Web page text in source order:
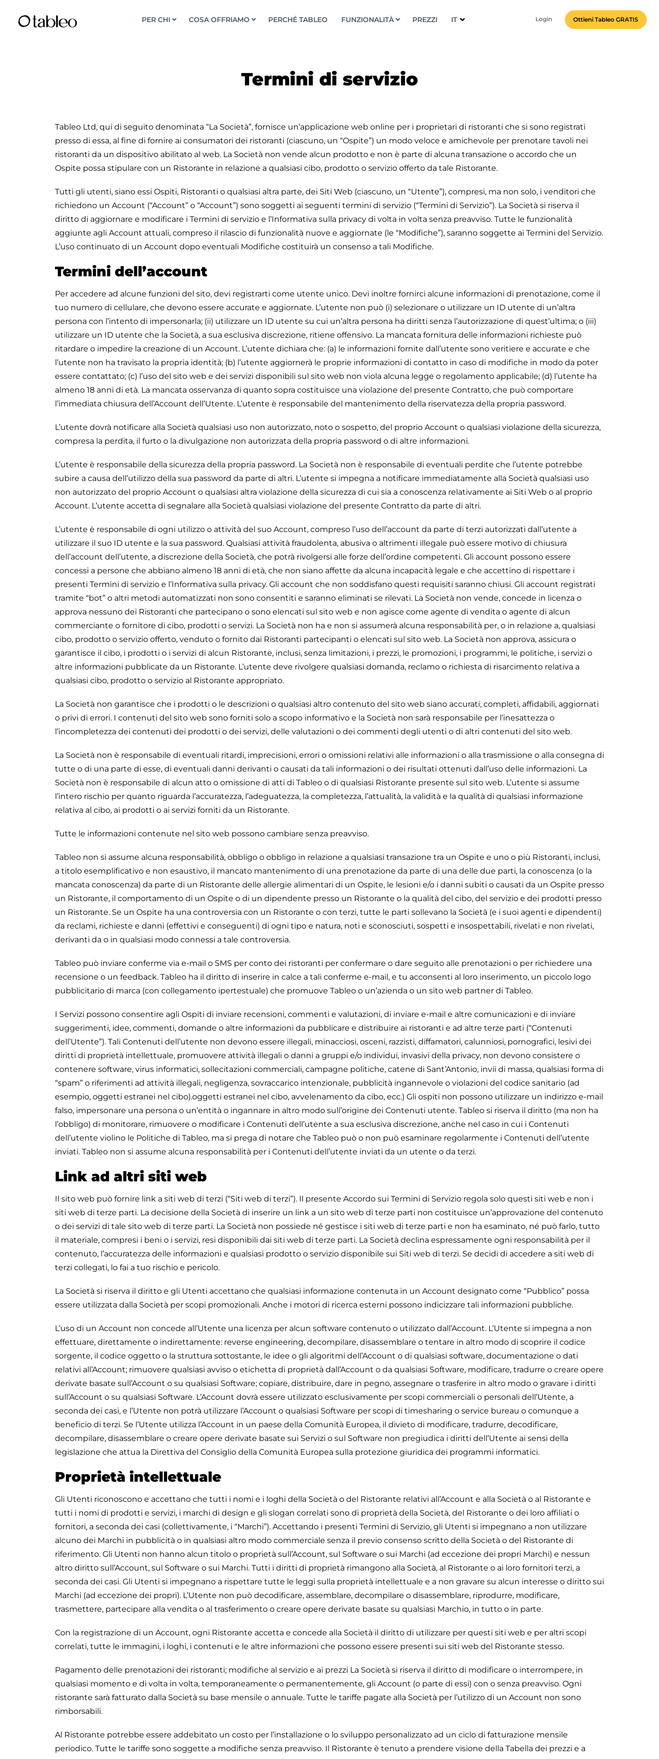
PER CHI COSA OFFRIAMO PERCHÉ TABLEO FUNZIONALITÀ PREZZI IT Login Ottieni Tableo GRATIS
Termini di servizio
Tableo Ltd, qui di seguito denominata “La Società”, fornisce un’applicazione web online per i proprietari di ristoranti che si sono registrati
presso di essa, al fine di fornire ai consumatori dei ristoranti (ciascuno, un “Ospite”) un modo veloce e amichevole per prenotare tavoli nei
ristoranti da un dispositivo abilitato al web. La Società non vende alcun prodotto e non è parte di alcuna transazione o accordo che un
Ospite possa stipulare con un Ristorante in relazione a qualsiasi cibo, prodotto o servizio offerto da tale Ristorante.
Tutti gli utenti, siano essi Ospiti, Ristoranti o qualsiasi altra parte, dei Siti Web (ciascuno, un “Utente”), compresi, ma non solo, i venditori che
richiedono un Account (“Account” o “Account”) sono soggetti ai seguenti termini di servizio (“Termini di Servizio”). La Società si riserva il
diritto di aggiornare e modificare i Termini di servizio e l’Informativa sulla privacy di volta in volta senza preavviso. Tutte le funzionalità
aggiunte agli Account attuali, compreso il rilascio di funzionalità nuove e aggiornate (le “Modifiche”), saranno soggette ai Termini del Servizio.
L’uso continuato di un Account dopo eventuali Modifiche costituirà un consenso a tali Modifiche.
Termini dell’account
Per accedere ad alcune funzioni del sito, devi registrarti come utente unico. Devi inoltre fornirci alcune informazioni di prenotazione, come il
tuo numero di cellulare, che devono essere accurate e aggiornate. L’utente non può (i) selezionare o utilizzare un ID utente di un’altra
persona con l’intento di impersonarla; (ii) utilizzare un ID utente su cui un’altra persona ha diritti senza l’autorizzazione di quest’ultima; o (iii)
utilizzare un ID utente che la Società, a sua esclusiva discrezione, ritiene offensivo. La mancata fornitura delle informazioni richieste può
ritardare o impedire la creazione di un Account. L’utente dichiara che: (a) le informazioni fornite dall’utente sono veritiere e accurate e che
l’utente non ha travisato la propria identità; (b) l’utente aggiornerà le proprie informazioni di contatto in caso di modifiche in modo da poter
essere contattato; (c) l’uso del sito web e dei servizi disponibili sul sito web non viola alcuna legge o regolamento applicabile; (d) l’utente ha
almeno 18 anni di età. La mancata osservanza di quanto sopra costituisce una violazione del presente Contratto, che può comportare
l’immediata chiusura dell’Account dell’Utente. L’utente è responsabile del mantenimento della riservatezza della propria password.
L’utente dovrà notificare alla Società qualsiasi uso non autorizzato, noto o sospetto, del proprio Account o qualsiasi violazione della sicurezza,
compresa la perdita, il furto o la divulgazione non autorizzata della propria password o di altre informazioni.
L’utente è responsabile della sicurezza della propria password. La Società non è responsabile di eventuali perdite che l’utente potrebbe
subire a causa dell’utilizzo della sua password da parte di altri. L’utente si impegna a notificare immediatamente alla Società qualsiasi uso
non autorizzato del proprio Account o qualsiasi altra violazione della sicurezza di cui sia a conoscenza relativamente ai Siti Web o al proprio
Account. L’utente accetta di segnalare alla Società qualsiasi violazione del presente Contratto da parte di altri.
L’utente è responsabile di ogni utilizzo o attività del suo Account, compreso l’uso dell’account da parte di terzi autorizzati dall’utente a
utilizzare il suo ID utente e la sua password. Qualsiasi attività fraudolenta, abusiva o altrimenti illegale può essere motivo di chiusura
dell’account dell’utente, a discrezione della Società, che potrà rivolgersi alle forze dell’ordine competenti. Gli account possono essere
concessi a persone che abbiano almeno 18 anni di età, che non siano affette da alcuna incapacità legale e che accettino di rispettare i
presenti Termini di servizio e l’Informativa sulla privacy. Gli account che non soddisfano questi requisiti saranno chiusi. Gli account registrati
tramite “bot” o altri metodi automatizzati non sono consentiti e saranno eliminati se rilevati. La Società non vende, concede in licenza o
approva nessuno dei Ristoranti che partecipano o sono elencati sul sito web e non agisce come agente di vendita o agente di alcun
commerciante o fornitore di cibo, prodotti o servizi. La Società non ha e non si assumerà alcuna responsabilità per, o in relazione a, qualsiasi
cibo, prodotto o servizio offerto, venduto o fornito dai Ristoranti partecipanti o elencati sul sito web. La Società non approva, assicura o
garantisce il cibo, i prodotti o i servizi di alcun Ristorante, inclusi, senza limitazioni, i prezzi, le promozioni, i programmi, le politiche, i servizi o
altre informazioni pubblicate da un Ristorante. L’utente deve rivolgere qualsiasi domanda, reclamo o richiesta di risarcimento relativa a
qualsiasi cibo, prodotto o servizio al Ristorante appropriato.
La Società non garantisce che i prodotti o le descrizioni o qualsiasi altro contenuto del sito web siano accurati, completi, affidabili, aggiornati
o privi di errori. I contenuti del sito web sono forniti solo a scopo informativo e la Società non sarà responsabile per l’inesattezza o
l’incompletezza dei contenuti dei prodotti o dei servizi, delle valutazioni o dei commenti degli utenti o di altri contenuti del sito web.
La Società non è responsabile di eventuali ritardi, imprecisioni, errori o omissioni relativi alle informazioni o alla trasmissione o alla consegna di
tutte o di una parte di esse, di eventuali danni derivanti o causati da tali informazioni o dei risultati ottenuti dall’uso delle informazioni. La
Società non è responsabile di alcun atto o omissione di atti di Tableo o di qualsiasi Ristorante presente sul sito web. L’utente si assume
l’intero rischio per quanto riguarda l’accuratezza, l’adeguatezza, la completezza, l’attualità, la validità e la qualità di qualsiasi informazione
relativa al cibo, ai prodotti o ai servizi forniti da un Ristorante.
Tutte le informazioni contenute nel sito web possono cambiare senza preavviso.
Tableo non si assume alcuna responsabilità, obbligo o obbligo in relazione a qualsiasi transazione tra un Ospite e uno o più Ristoranti, inclusi,
a titolo esemplificativo e non esaustivo, il mancato mantenimento di una prenotazione da parte di una delle due parti, la conoscenza (o la
mancata conoscenza) da parte di un Ristorante delle allergie alimentari di un Ospite, le lesioni e/o i danni subiti o causati da un Ospite presso
un Ristorante, il comportamento di un Ospite o di un dipendente presso un Ristorante o la qualità del cibo, del servizio e dei prodotti presso
un Ristorante. Se un Ospite ha una controversia con un Ristorante o con terzi, tutte le parti sollevano la Società (e i suoi agenti e dipendenti)
da reclami, richieste e danni (effettivi e conseguenti) di ogni tipo e natura, noti e sconosciuti, sospetti e insospettabili, rivelati e non rivelati,
derivanti da o in qualsiasi modo connessi a tale controversia.
Tableo può inviare conferme via e-mail o SMS per conto dei ristoranti per confermare o dare seguito alle prenotazioni o per richiedere una
recensione o un feedback. Tableo ha il diritto di inserire in calce a tali conferme e-mail, e tu acconsenti al loro inserimento, un piccolo logo
pubblicitario di marca (con collegamento ipertestuale) che promuove Tableo o un’azienda o un sito web partner di Tableo.
I Servizi possono consentire agli Ospiti di inviare recensioni, commenti e valutazioni, di inviare e-mail e altre comunicazioni e di inviare
suggerimenti, idee, commenti, domande o altre informazioni da pubblicare e distribuire ai ristoranti e ad altre terze parti (“Contenuti
dell’Utente”). Tali Contenuti dell’utente non devono essere illegali, minacciosi, osceni, razzisti, diffamatori, calunniosi, pornografici, lesivi dei
diritti di proprietà intellettuale, promuovere attività illegali o danni a gruppi e/o individui, invasivi della privacy, non devono consistere o
contenere software, virus informatici, sollecitazioni commerciali, campagne politiche, catene di Sant’Antonio, invii di massa, qualsiasi forma di
“spam” o riferimenti ad attività illegali, negligenza, sovraccarico intenzionale, pubblicità ingannevole o violazioni del codice sanitario (ad
esempio, oggetti estranei nel cibo).oggetti estranei nel cibo, avvelenamento da cibo, ecc.) Gli ospiti non possono utilizzare un indirizzo e-mail
falso, impersonare una persona o un’entità o ingannare in altro modo sull’origine dei Contenuti utente. Tableo si riserva il diritto (ma non ha
l’obbligo) di monitorare, rimuovere o modificare i Contenuti dell’utente a sua esclusiva discrezione, anche nel caso in cui i Contenuti
dell’utente violino le Politiche di Tableo, ma si prega di notare che Tableo può o non può esaminare regolarmente i Contenuti dell’utente
inviati. Tableo non si assume alcuna responsabilità per i Contenuti dell’utente inviati da un utente o da terzi.
Link ad altri siti web
Il sito web può fornire link a siti web di terzi (“Siti web di terzi”). Il presente Accordo sui Termini di Servizio regola solo questi siti web e non i
siti web di terze parti. La decisione della Società di inserire un link a un sito web di terze parti non costituisce un’approvazione del contenuto
o dei servizi di tale sito web di terze parti. La Società non possiede né gestisce i siti web di terze parti e non ha esaminato, né può farlo, tutto
il materiale, compresi i beni o i servizi, resi disponibili dai siti web di terze parti. La Società declina espressamente ogni responsabilità per il
contenuto, l’accuratezza delle informazioni e qualsiasi prodotto o servizio disponibile sui Siti web di terzi. Se decidi di accedere a siti web di
terzi collegati, lo fai a tuo rischio e pericolo.
La Società si riserva il diritto e gli Utenti accettano che qualsiasi informazione contenuta in un Account designato come “Pubblico” possa
essere utilizzata dalla Società per scopi promozionali. Anche i motori di ricerca esterni possono indicizzare tali informazioni pubbliche.
L’uso di un Account non concede all’Utente una licenza per alcun software contenuto o utilizzato dall’Account. L’Utente si impegna a non
effettuare, direttamente o indirettamente: reverse engineering, decompilare, disassemblare o tentare in altro modo di scoprire il codice
sorgente, il codice oggetto o la struttura sottostante, le idee o gli algoritmi dell’Account o di qualsiasi software, documentazione o dati
relativi all’Account; rimuovere qualsiasi avviso o etichetta di proprietà dall’Account o da qualsiasi Software, modificare, tradurre o creare opere
derivate basate sull’Account o su qualsiasi Software; copiare, distribuire, dare in pegno, assegnare o trasferire in altro modo o gravare i diritti
sull’Account o su qualsiasi Software. L’Account dovrà essere utilizzato esclusivamente per scopi commerciali o personali dell’Utente, a
seconda dei casi, e l’Utente non potrà utilizzare l’Account o qualsiasi Software per scopi di timesharing o service bureau o comunque a
beneficio di terzi. Se l’Utente utilizza l’Account in un paese della Comunità Europea, il divieto di modificare, tradurre, decodificare,
decompilare, disassemblare o creare opere derivate basate sui Servizi o sul Software non pregiudica i diritti dell’Utente ai sensi della
legislazione che attua la Direttiva del Consiglio della Comunità Europea sulla protezione giuridica dei programmi informatici.
Proprietà intellettuale
Gli Utenti riconoscono e accettano che tutti i nomi e i loghi della Società o del Ristorante relativi all’Account e alla Società o al Ristorante e
tutti i nomi di prodotti e servizi, i marchi di design e gli slogan correlati sono di proprietà della Società, del Ristorante o dei loro affiliati o
fornitori, a seconda dei casi (collettivamente, i “Marchi”). Accettando i presenti Termini di Servizio, gli Utenti si impegnano a non utilizzare
alcuno dei Marchi in pubblicità o in qualsiasi altro modo commerciale senza il previo consenso scritto della Società o del Ristorante di
riferimento. Gli Utenti non hanno alcun titolo o proprietà sull’Account, sul Software o sui Marchi (ad eccezione dei propri Marchi) e nessun
altro diritto sull’Account, sul Software o sui Marchi. Tutti i diritti di proprietà rimangono alla Società, al Ristorante o ai loro fornitori terzi, a
seconda dei casi. Gli Utenti si impegnano a rispettare tutte le leggi sulla proprietà intellettuale e a non gravare su alcun interesse o diritto sui
Marchi (ad eccezione dei propri). L’Utente non può decodificare, assemblare, decompilare o disassemblare, riprodurre, modificare,
trasmettere, partecipare alla vendita o al trasferimento o creare opere derivate basate su qualsiasi Marchio, in tutto o in parte.
Con la registrazione di un Account, ogni Ristorante accetta e concede alla Società il diritto di utilizzare per questi siti web e per altri scopi
correlati, tutte le immagini, i loghi, i contenuti e le altre informazioni che possono essere presenti sui siti web del Ristorante stesso.
Pagamento delle prenotazioni dei ristoranti; modifiche al servizio e ai prezzi La Società si riserva il diritto di modificare o interrompere, in
qualsiasi momento e di volta in volta, temporaneamente o permanentemente, gli Account (o parte di essi) con o senza preavviso. Ogni
ristorante sarà fatturato dalla Società su base mensile o annuale. Tutte le tariffe pagate alla Società per l’utilizzo di un Account non sono
rimborsabili.
Al Ristorante potrebbe essere addebitato un costo per l’installazione o lo sviluppo personalizzato ad un ciclo di fatturazione mensile
periodico. Tutte le tariffe sono soggette a modifiche senza preavviso. Il Ristorante è tenuto a prendere visione della Tabella dei prezzi e a